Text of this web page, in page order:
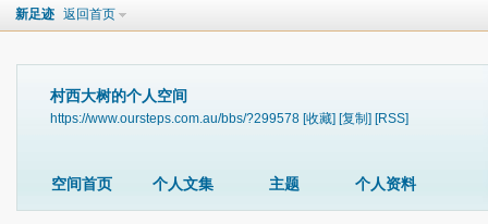
新足迹 返回首页
村西大树的个人空间
https://www.oursteps.com.au/bbs/?299578 [收藏] [复制] [RSS]
空间首页 个人文集 主题 个人资料